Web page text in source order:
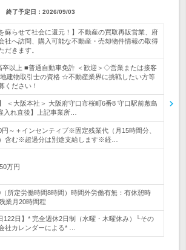
終了予定日： 2026/09/03
蘇らせて社会に還元！】不動産の買取再販営業、府
社へ訪問、購入可能な不動産・売却物件情報の取得
だきます。
卒以上 ■普通自動車免許 ＜歓迎＞◇営業または接客
建物取引士の資格 ☆不動産業界に挑戦したい方等
ください！
＜大阪本社＞ 大阪府守口市桜町6番8 守口駅前敷島
入れ直後】上記事業所…
円～＋インセンティブ※固定残業代（月15時間分、
含む※超過分は別途支給します※経…
万円
所定労働時間8時間）時間外労働有無：有休憩時
業月20時間程
122日】* 完全週休2日制（水曜・木曜休み）└その
社カレンダーによる* …